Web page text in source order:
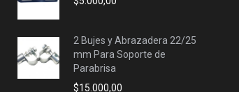
2 Bujes y Abrazadera 22/25
mm Para Soporte de
Parabrisa
$15.000,00